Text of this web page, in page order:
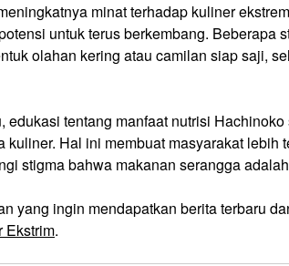
minat terhadap kuliner
untuk terus berkembang. Beberapa
olahan kering atau camilan siap saji,
edukasi tentang manfaat nutrisi
kuliner. Hal ini membuat masyarakat lebih
stigma bahwa makanan serangga
yang ingin mendapatkan berita terbaru
Ekstrim.